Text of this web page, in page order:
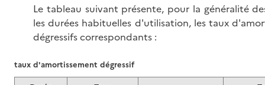
Le tableau suivant présente, pour la généralité
les durées habituelles d'utilisation, les taux
dégressifs correspondants :
taux d'amortissement dégressif